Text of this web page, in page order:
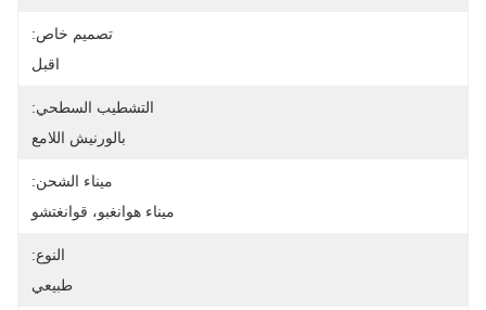
تصميم خاص:
اقبل
التشطيب السطحي:
بالورنيش اللامع
ميناء الشحن:
ميناء هوانغبو، قوانغتشو
النوع:
طبيعي